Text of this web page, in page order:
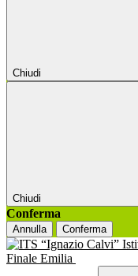
Chiudi
Chiudi
Conferma
Annulla Conferma
Finale Emilia